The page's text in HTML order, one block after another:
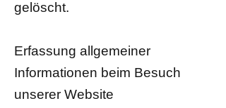
gelöscht.
Erfassung allgemeiner
Informationen beim Besuch
unserer Website